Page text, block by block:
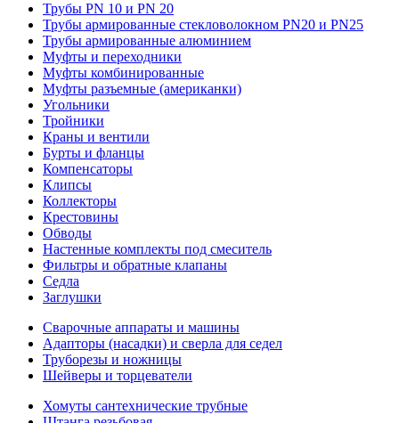
Трубы PN 10 и PN 20
Трубы армированные стекловолокном PN20 и PN25
Трубы армированные алюминием
Муфты и переходники
Муфты комбинированные
Муфты разъемные (американки)
Угольники
Тройники
Краны и вентили
Бурты и фланцы
Компенсаторы
Клипсы
Коллекторы
Крестовины
Обводы
Настенные комплекты под смеситель
Фильтры и обратные клапаны
Седла
Заглушки
Сварочные аппараты и машины
Адапторы (насадки) и сверла для седел
Труборезы и ножницы
Шейверы и торцеватели
Хомуты сантехнические трубные